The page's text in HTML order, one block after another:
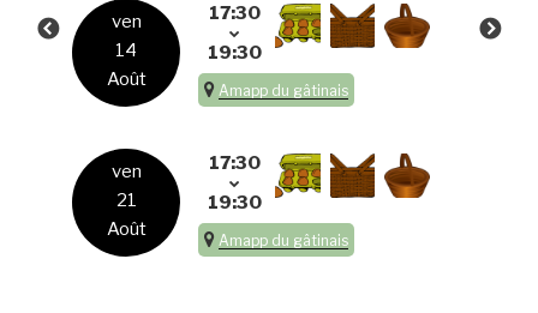
ven
14
Août
17:30
19:30
Amapp du gâtinais
ven
21
Août
17:30
19:30
Amapp du gâtinais